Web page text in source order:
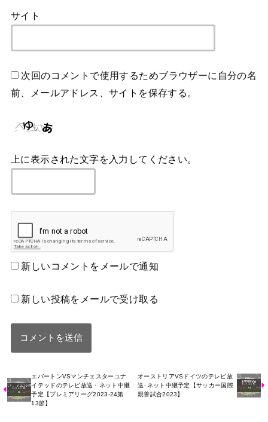
サイト
次回のコメントで使用するためブラウザーに自分の名
前、メールアドレス、サイトを保存する。
上に表示された文字を入力してください。
新しいコメントをメールで通知
新しい投稿をメールで受け取る
エバートンVSマンチェスターユナ
イテッドのテレビ放送・ネット中継
予定【プレミアリーグ2023-24第
13節】
オーストリアVSドイツのテレビ放
送･ネット中継予定【サッカー国際
親善試合2023】